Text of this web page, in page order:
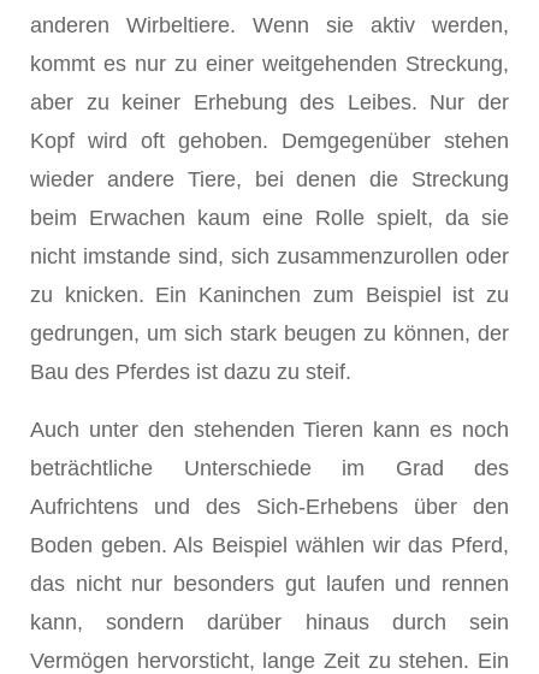
anderen Wirbeltiere. Wenn sie aktiv werden,
kommt es nur zu einer weitgehenden Streckung,
aber zu keiner Erhebung des Leibes. Nur der
Kopf wird oft gehoben. Demgegenüber stehen
wieder andere Tiere, bei denen die Streckung
beim Erwachen kaum eine Rolle spielt, da sie
nicht imstande sind, sich zusammen­zurollen oder
zu knicken. Ein Kaninchen zum Beispiel ist zu
gedrungen, um sich stark beugen zu können, der
Bau des Pferdes ist dazu zu steif.
Auch unter den stehenden Tieren kann es noch
beträchtliche Unterschiede im Grad des
Aufrichtens und des Sich-Erhebens über den
Boden geben. Als Beispiel wählen wir das Pferd,
das nicht nur besonders gut laufen und rennen
kann, sondern darüber hinaus durch sein
Vermögen hervorsticht, lange Zeit zu stehen. Ein